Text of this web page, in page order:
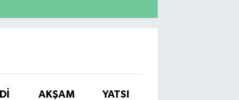
AKŞAM
YATSI